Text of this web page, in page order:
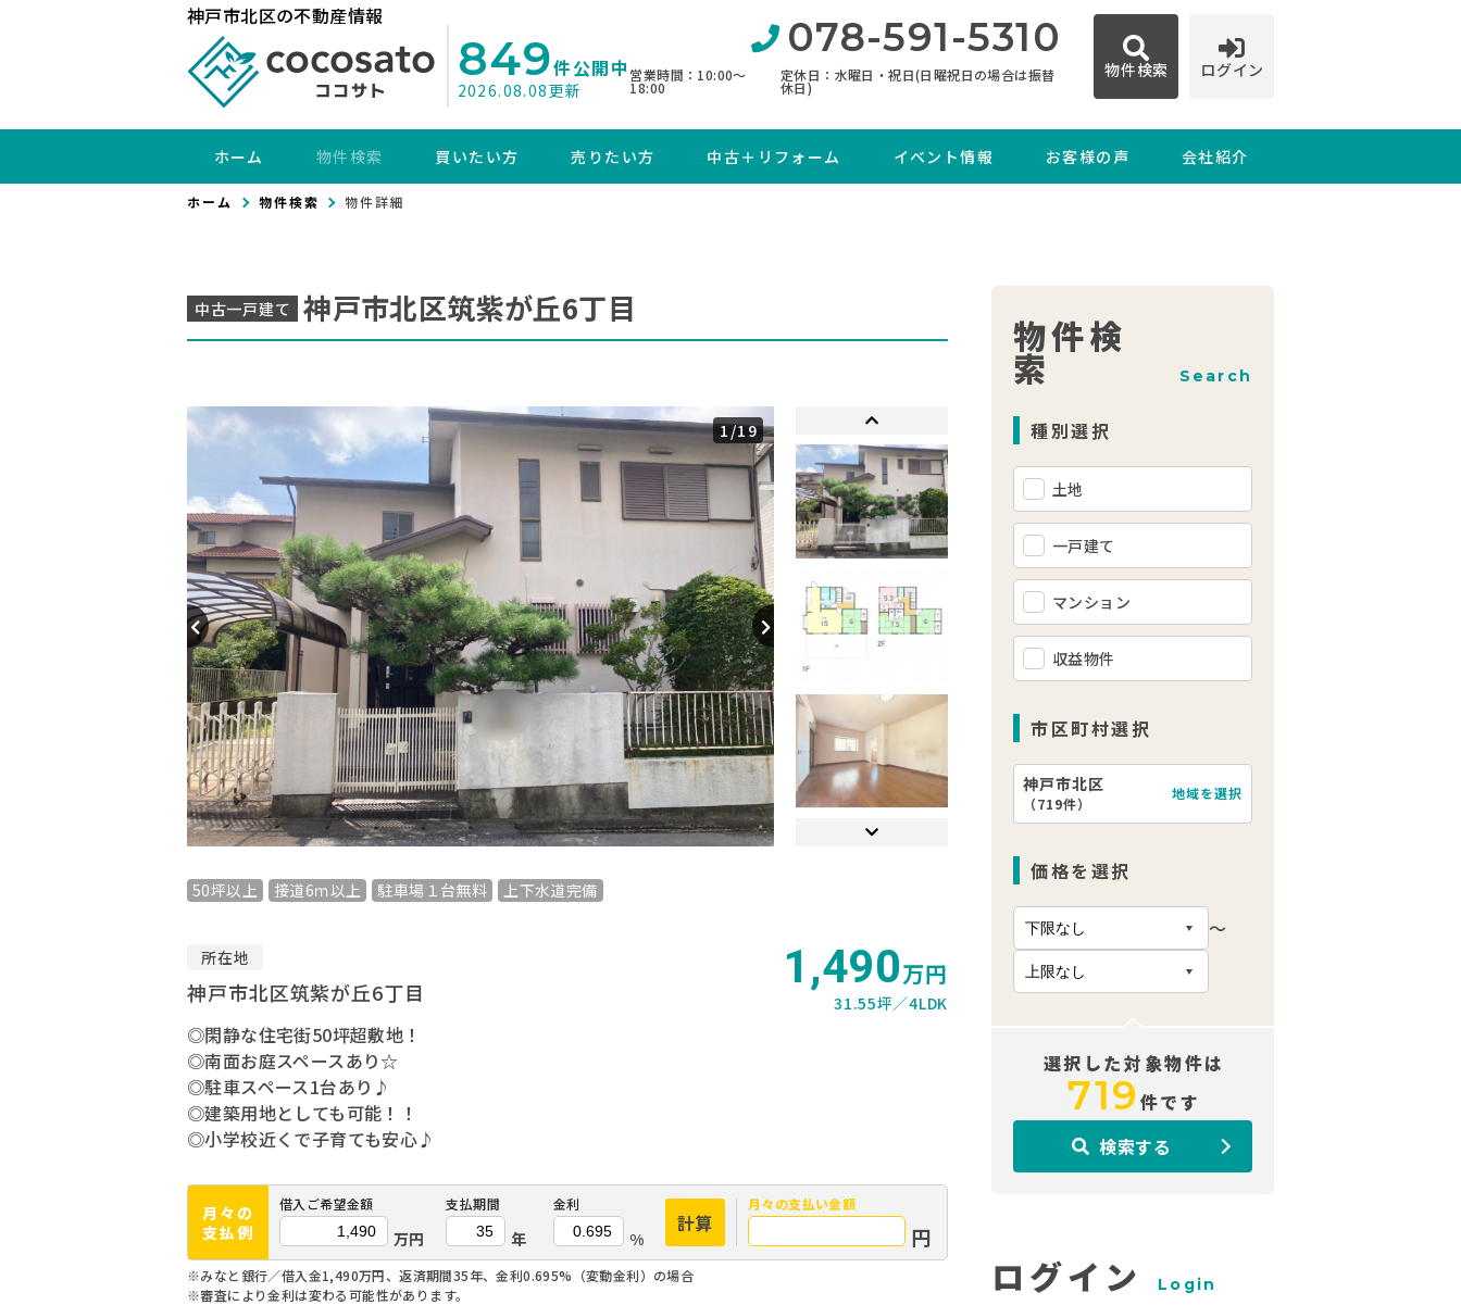
849件公開中
2026.08.08更新
神戸市北区の不動産情報 078-591-5310
営業時間：10:00〜
18:00
定休日：水曜日・祝日(日曜祝日の場合は振替
休日)
物件検索 ログイン
ホーム 物件検索 買いたい方 売りたい方 中古＋リフォーム イベント情報 お客様の声 会社紹介
ホーム 物件検索 物件詳細
中古一戸建て 神戸市北区筑紫が丘6丁目
1/19
50坪以上 接道6ｍ以上 駐車場１台無料 上下水道完備
所在地
神戸市北区筑紫が丘6丁目 1,490万円
31.55坪 4LDK
◎閑静な住宅街50坪超敷地！
◎南面お庭スペースあり☆
◎駐車スペース1台あり♪
◎建築用地としても可能！！
◎小学校近くで子育ても安心♪
月々の
支払例
借入ご希望金額
万円
支払期間
年
金利
%
計算
月々の支払い金額
円
※みなと銀行／借入金1,490万円、返済期間35年、金利0.695%（変動金利）の場合
※審査により金利は変わる可能性があります。
物件検
索 Search
種別選択
土地
一戸建て
マンション
収益物件
市区町村選択
神戸市北区
（719件）
地域を選択
価格を選択
〜
選択した対象物件は
719 件です
検索する
ログイン Login